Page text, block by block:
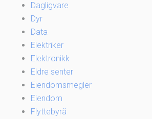
Dagligvare
Dyr
Data
Elektriker
Elektronikk
Eldre senter
Eiendomsmegler
Eiendom
Flyttebyrå